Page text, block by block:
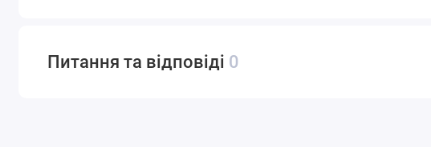
Питання та відповіді 0